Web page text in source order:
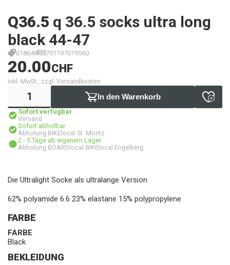
Q36.5 q 36.5 socks ultra long
black 44-47
618648 701197019560
20.00CHF
inkl. MwSt., zzgl. Versandkosten
In den Warenkorb
Sofort verfügbar
Versand
Sofort abholbar
Abholung BIKElocal St. Moritz
2 - 5 Tage ab eigenem Lager
Abholung BOARDlocal BIKElocal Engelberg
Die Ultralight Socke als ultralange Version
62% polyamide 6.6 23% elastane 15% polypropylene
FARBE
FARBE
Black
BEKLEIDUNG